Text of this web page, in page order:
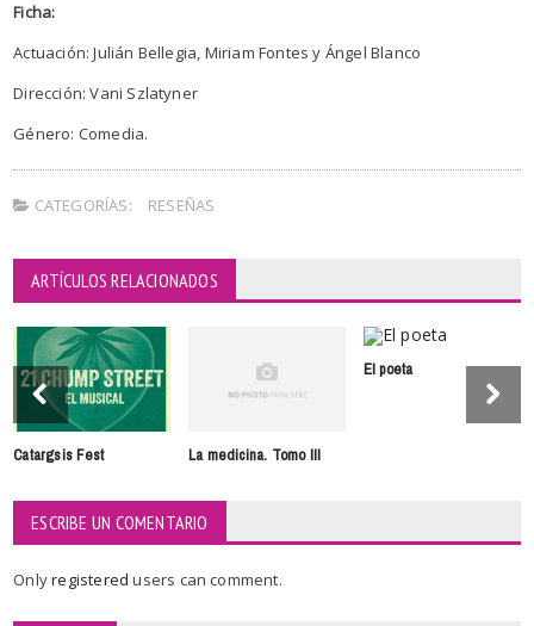
Ficha:
Actuación: Julián Bellegia, Miriam Fontes y Ángel Blanco
Dirección: Vani Szlatyner
Género: Comedia.
CATEGORÍAS: RESEÑAS
ARTÍCULOS RELACIONADOS
Catargsis Fest La medicina. Tomo III
El poeta
ESCRIBE UN COMENTARIO
Onlyregisteredusers can comment.